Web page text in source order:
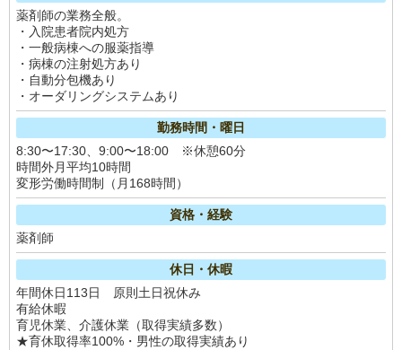
薬剤師の業務全般。
・入院患者院内処方
・一般病棟への服薬指導
・病棟の注射処方あり
・自動分包機あり
・オーダリングシステムあり
勤務時間・曜日
8:30〜17:30、9:00〜18:00 ※休憩60分
時間外月平均10時間
変形労働時間制（月168時間）
資格・経験
薬剤師
休日・休暇
年間休日113日 原則土日祝休み
有給休暇
育児休業、介護休業（取得実績多数）
★育休取得率100%・男性の取得実績あり